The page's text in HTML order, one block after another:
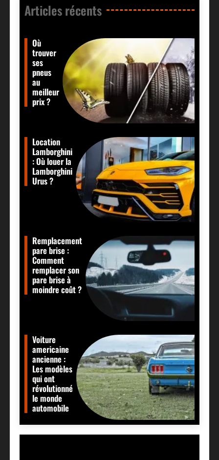
Articles récents​
Où
trouver
ses
pneus
au
meilleur
prix ?
Location
Lamborghini
: Où louer la
Lamborghini
Urus ?
Remplacement
pare brise :
Comment
remplacer son
pare brise à
moindre coût ?
Voiture
americaine
ancienne :
Les modèles
qui ont
révolutionné
le monde
automobile